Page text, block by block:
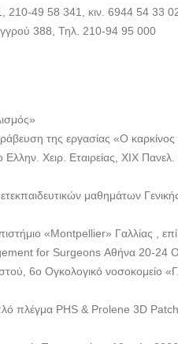
49 58 341, κιν. 6944 54 33
388, Τηλ. 210-94 95 000
της εργασίας «Ο
Χειρ. Εταιρείας, ΧΙΧ
μαθημάτων Γενικής
«Montpellier» Γαλλίας , επί
for Surgeons Αθήνα 20-24
6ο Ογκολογικό νοσοκομείο
πλέγμα PHS & Prolene 3D